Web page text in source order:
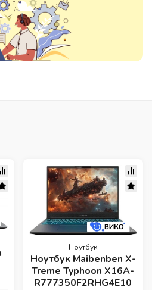
Ноутбук
Ноутбук Maibenben X-
Treme Typhoon X16A-
R777350F2RHG4E10